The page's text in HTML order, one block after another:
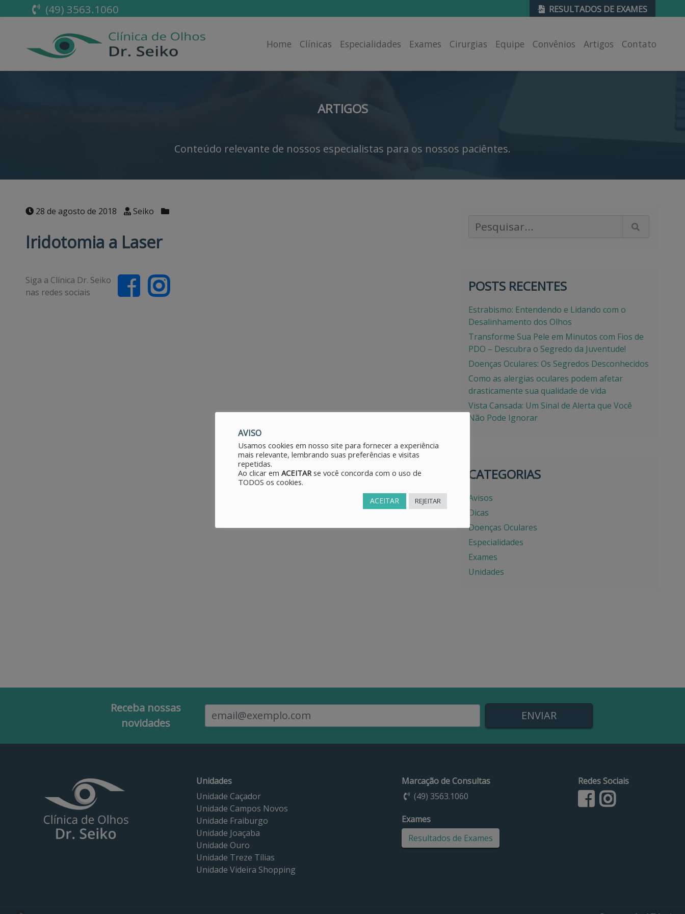
(49) 3563.1060 RESULTADOS DE EXAMES
Home Clínicas Especialidades Exames Cirurgias Equipe Convênios Artigos Contato
ARTIGOS
Conteúdo relevante de nossos especialistas para os nossos paciêntes.
28 de agosto de 2018 Seiko
Iridotomia a Laser
Siga a Clínica Dr. Seiko
nas redes sociais
Pesquisar Artigos
POSTS RECENTES
Estrabismo: Entendendo e Lidando com o
Desalinhamento dos Olhos
Transforme Sua Pele em Minutos com Fios de
PDO – Descubra o Segredo da Juventude!
Doenças Oculares: Os Segredos Desconhecidos
Como as alergias oculares podem afetar
drasticamente sua qualidade de vida
Vista Cansada: Um Sinal de Alerta que Você
Não Pode Ignorar
CATEGORIAS
Avisos
Dicas
Doenças Oculares
Especialidades
Exames
Unidades
Receba nossas
novidades
Email
Unidades
Unidade Caçador
Unidade Campos Novos
Unidade Fraiburgo
Unidade Joaçaba
Unidade Ouro
Unidade Treze Tílias
Unidade Videira Shopping
Marcação de Consultas
(49) 3563.1060
Exames
Resultados de Exames
Redes Sociais
AVISO
Usamos cookies em nosso site para fornecer a experiência
mais relevante, lembrando suas preferências e visitas
repetidas.
Ao clicar em ACEITARse você concorda com o uso de
TODOS os cookies.
ACEITAR REJEITAR